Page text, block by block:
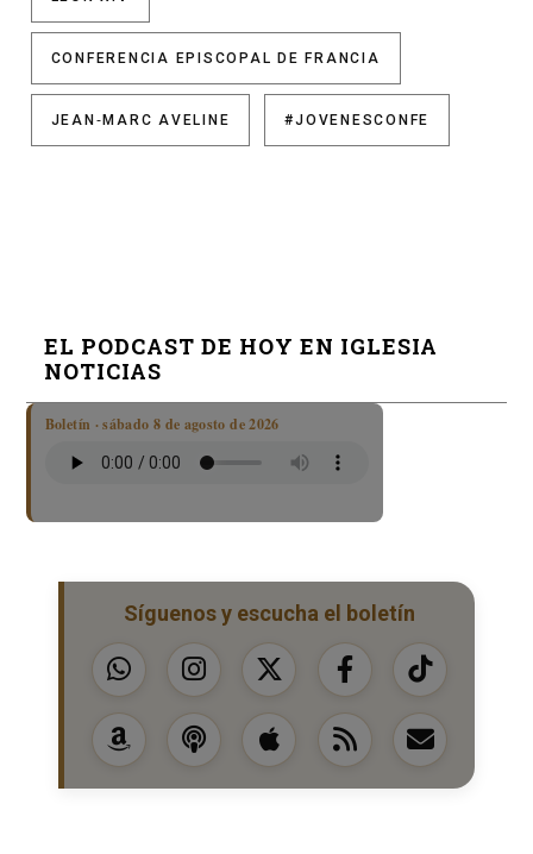
CONFERENCIA EPISCOPAL DE FRANCIA
JEAN‑MARC AVELINE #JOVENESCONFE
EL PODCAST DE HOY EN IGLESIA
NOTICIAS
Boletín · sábado 8 de agosto de 2026
Síguenos y escucha el boletín